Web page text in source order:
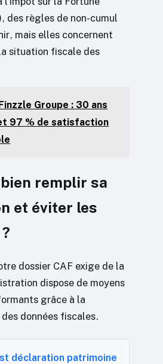
des règles de non-cumul
mais elles concernent
situation fiscale des
Groupe : 30 ans
97 % de satisfaction
remplir sa
et éviter les
dossier CAF exige de la
dispose de moyens
grâce à la
données fiscales.
déclaration patrimoine